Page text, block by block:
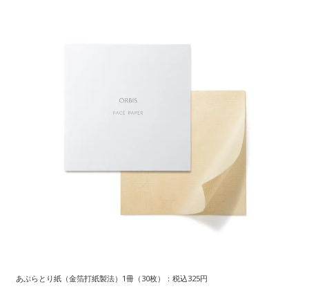
あぶらとり紙（金箔打紙製法）1冊（30枚）：税込325円